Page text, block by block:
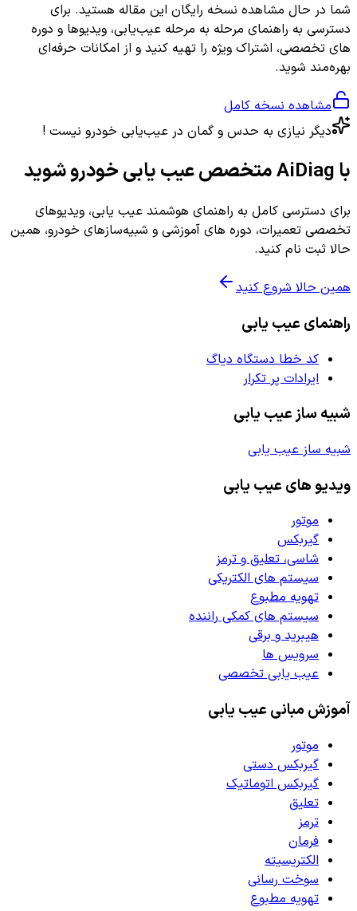
شما در حال مشاهده نسخه رایگان این مقاله هستید. برای
دسترسی به راهنمای مرحله به مرحله عیب‌یابی، ویدیوها و دوره
های تخصصی، اشتراک ویژه را تهیه کنید و از امکانات حرفه‌ای
بهره‌مند شوید.
مشاهده نسخه کامل
دیگر نیازی به حدس و گمان در عیب‌یابی خودرو نیست !
با AiDiag متخصص عیب یابی خودرو شوید
برای دسترسی کامل به راهنمای هوشمند عیب یابی، ویدیوهای
تخصصی تعمیرات، دوره های آموزشی و شبیه‌سازهای خودرو، همین
حالا ثبت نام کنید.
همین حالا شروع کنید
راهنمای عیب یابی
کد خطا دستگاه دیاگ
ایرادات پر تکرار
شبیه ساز عیب یابی
شبیه ساز عیب یابی
ویدیو های عیب یابی
موتور
گیربکس
شاسی، تعلیق و ترمز
سیستم های الکتریکی
تهویه مطبوع
سیستم های کمکی راننده
هیبرید و برقی
سرویس ها
عیب یابی تخصصی
آموزش مبانی عیب یابی
موتور
گیربکس دستی
گیربکس اتوماتیک
تعلیق
ترمز
فرمان
الکتریسیته
سوخت رسانی
تهویه مطبوع